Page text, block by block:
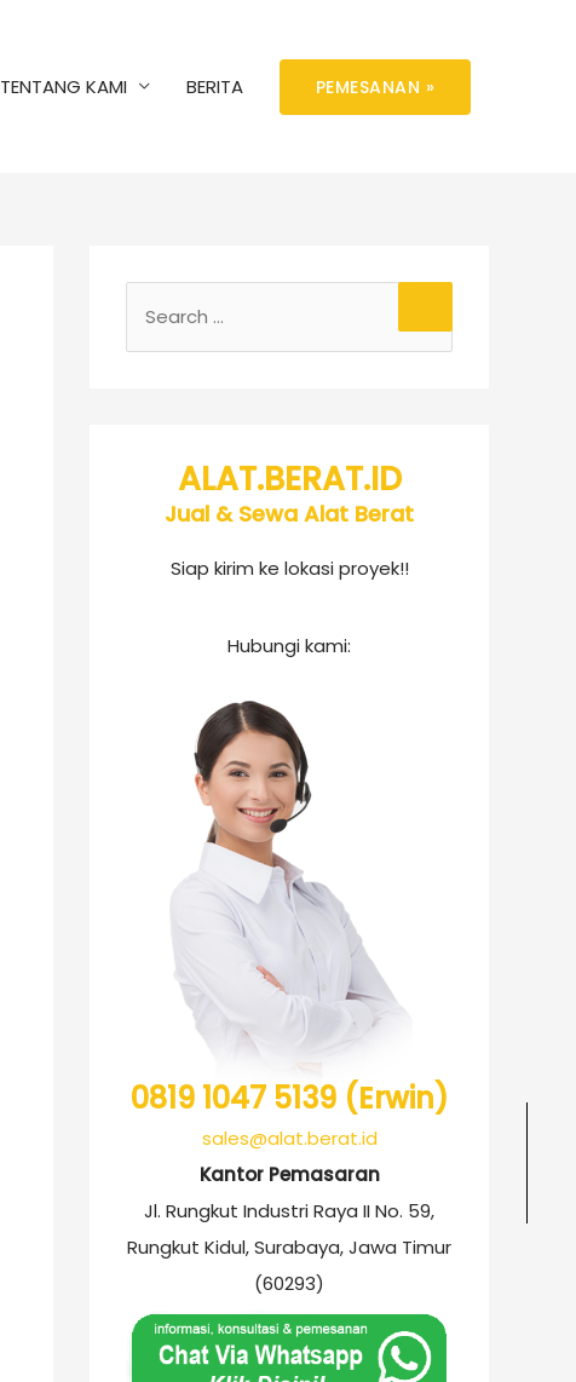
TENTANG KAMI BERITA PEMESANAN »
ALAT.BERAT.ID
Jual & Sewa Alat Berat
Siap kirim ke lokasi proyek!!
Hubungi kami:
0819 1047 5139 (Erwin)
sales@alat.berat.id
Kantor Pemasaran
Jl. Rungkut Industri Raya II No. 59,
Rungkut Kidul, Surabaya, Jawa Timur
(60293)